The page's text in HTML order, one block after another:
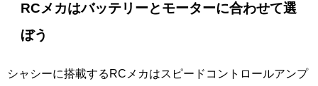
RCメカはバッテリーとモーターに合わせて選
ぼう
シャシーに搭載するRCメカはスピードコントロールアンプ